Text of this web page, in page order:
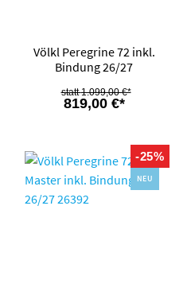
Völkl Peregrine 72 inkl.
Bindung 26/27
819,00 €*
1.099,00 €*
-25%
NEU